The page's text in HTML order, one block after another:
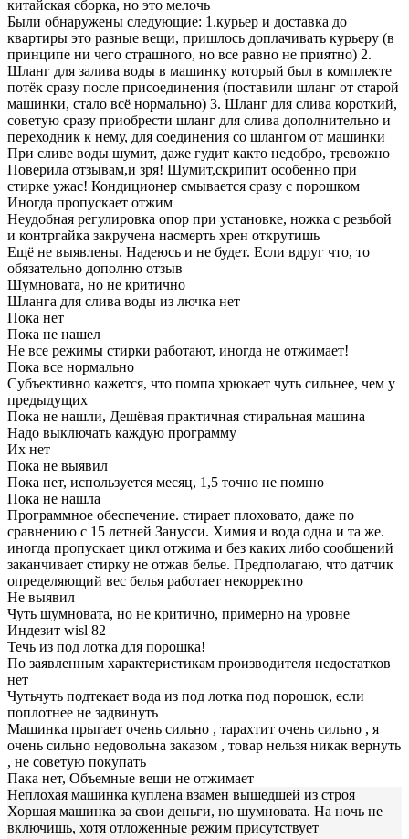
китайская сборка, но это мелочь
Были обнаружены следующие: 1.курьер и доставка до
квартиры это разные вещи, пришлось доплачивать курьеру (в
принципе ни чего страшного, но все равно не приятно) 2.
Шланг для залива воды в машинку который был в комплекте
потёк сразу после присоединения (поставили шланг от старой
машинки, стало всё нормально) 3. Шланг для слива короткий,
советую сразу приобрести шланг для слива дополнительно и
переходник к нему, для соединения со шлангом от машинки
При сливе воды шумит, даже гудит както недобро, тревожно
Поверила отзывам,и зря! Шумит,скрипит особенно при
стирке ужас! Кондиционер смывается сразу с порошком
Иногда пропускает отжим
Неудобная регулировка опор при установке, ножка с резьбой
и контргайка закручена насмерть хрен открутишь
Ещё не выявлены. Надеюсь и не будет. Если вдруг что, то
обязательно дополню отзыв
Шумновата, но не критично
Шланга для слива воды из лючка нет
Пока нет
Пока не нашел
Не все режимы стирки работают, иногда не отжимает!
Пока все нормально
Субъективно кажется, что помпа хрюкает чуть сильнее, чем у
предыдущих
Пока не нашли, Дешёвая практичная стиральная машина
Надо выключать каждую программу
Их нет
Пока не выявил
Пока нет, используется месяц, 1,5 точно не помню
Пока не нашла
Программное обеспечение. стирает плоховато, даже по
сравнению с 15 летней Занусси. Химия и вода одна и та же.
иногда пропускает цикл отжима и без каких либо сообщений
заканчивает стирку не отжав белье. Предполагаю, что датчик
определяющий вес белья работает некорректно
Не выявил
Чуть шумновата, но не критично, примерно на уровне
Индезит wisl 82
Течь из под лотка для порошка!
По заявленным характеристикам производителя недостатков
нет
Чутьчуть подтекает вода из под лотка под порошок, если
поплотнее не задвинуть
Машинка прыгает очень сильно , тарахтит очень сильно , я
очень сильно недовольна заказом , товар нельзя никак вернуть
, не советую покупать
Пака нет, Объемные вещи не отжимает
Неплохая машинка куплена взамен вышедшей из строя
Хоршая машинка за свои деньги, но шумновата. На ночь не
включишь, хотя отложенные режим присутствует